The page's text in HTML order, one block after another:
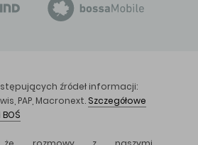
źródeł informacji:
PAP, Macronext. Szczegółowe